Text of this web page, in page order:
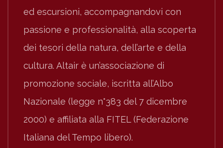
ed escursioni, accompagnandovi con
passione e professionalità, alla scoperta
dei tesori della natura, dell’arte e della
cultura. Altair è un’associazione di
promozione sociale, iscritta all’Albo
Nazionale (legge n°383 del 7 dicembre
2000) e affiliata alla FITEL (Federazione
Italiana del Tempo libero).